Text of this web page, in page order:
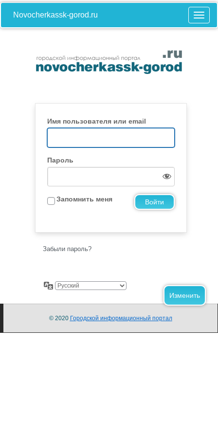
Novocherkassk-gorod.ru
Имя пользователя или email
Пароль
Запомнить меня
Забыли пароль?
© 2020 Городской информационный портал